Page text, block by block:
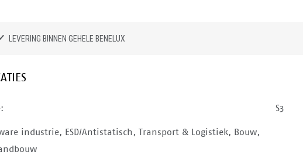
LEVERING BINNEN GEHELE BENELUX
S3
industrie, ESD/Antistatisch, Transport & Logistiek, Bouw,